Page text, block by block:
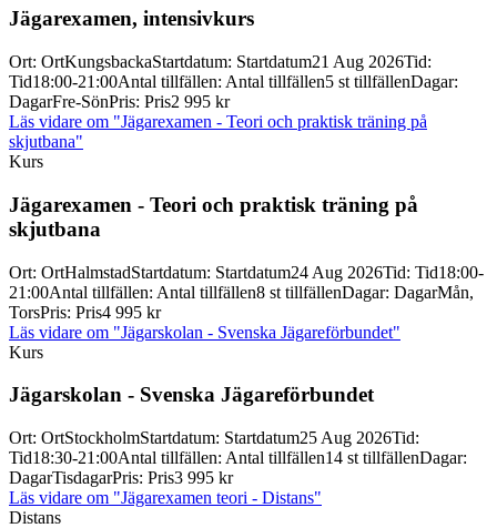
Jägarexamen, intensivkurs
Ort: OrtKungsbackaStartdatum: Startdatum21 Aug 2026Tid:
Tid18:00-21:00Antal tillfällen: Antal tillfällen5 st tillfällenDagar:
DagarFre-SönPris: Pris2 995 kr
Läs vidare om "Jägarexamen - Teori och praktisk träning på
skjutbana"
Kurs
Jägarexamen - Teori och praktisk träning på
skjutbana
Ort: OrtHalmstadStartdatum: Startdatum24 Aug 2026Tid: Tid18:00-
21:00Antal tillfällen: Antal tillfällen8 st tillfällenDagar: DagarMån,
TorsPris: Pris4 995 kr
Läs vidare om "Jägarskolan - Svenska Jägareförbundet"
Kurs
Jägarskolan - Svenska Jägareförbundet
Ort: OrtStockholmStartdatum: Startdatum25 Aug 2026Tid:
Tid18:30-21:00Antal tillfällen: Antal tillfällen14 st tillfällenDagar:
DagarTisdagarPris: Pris3 995 kr
Läs vidare om "Jägarexamen teori - Distans"
Distans